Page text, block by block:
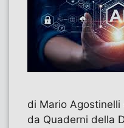
di Mario Agostinelli
da Quaderni della